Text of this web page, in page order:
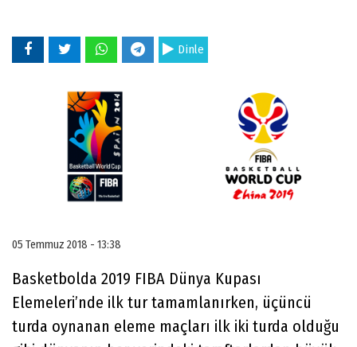
Dinle
05 Temmuz 2018 - 13:38
Basketbolda 2019 FIBA Dünya Kupası
Elemeleri’nde ilk tur tamamlanırken, üçüncü
turda oynanan eleme maçları ilk iki turda olduğu